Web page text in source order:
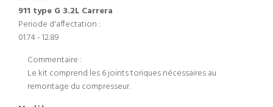
911 type G 3.2L Carrera
Periode d'affectation :
01.74 - 12.89
Commentaire :
Le kit comprend les 6 joints toriques nécessaires au
remontage du compresseur.